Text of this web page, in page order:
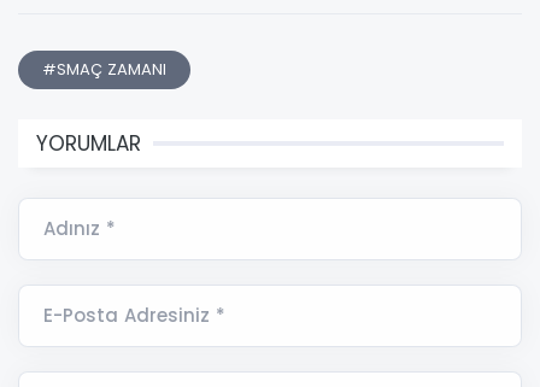
#SMAÇ ZAMANI
YORUMLAR
Adınız *
E-Posta Adresiniz *